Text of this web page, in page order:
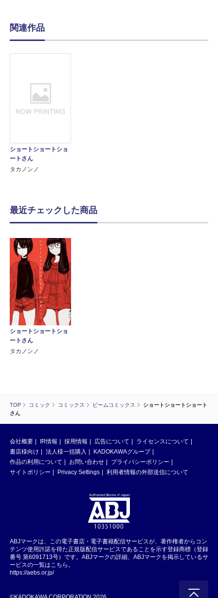
TOP コミック コミックス ビームコミックス
ショートショートショート
さん
関連作品
ショートショートショ
ートさん
タカノンノ
最近チェックした商品
ショートショートショ
ートさん
タカノンノ
会社概要 IR情報 採用情報 広告について
ライセンスについて
書店様向け
法人様一括購入
KADOKAWAグループ
作品の利用について
お問い合わせ
プライバシーポリシー
サイトポリシー
Privacy Settings 利用者情報の外部送信について
ABJマークは、この電子書店・電子書籍配信サービスが、著作権者からコン
テンツ使用許諾を得た正規版配信サービスであることを示す登録商標（登録
番号 第6091713号）です。ABJマークの詳細、ABJマークを掲示しているサ
ービスの一覧はこちら。
https://aebs.or.jp/